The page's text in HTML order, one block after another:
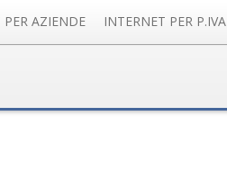
AZIENDE INTERNET PER P.IVA